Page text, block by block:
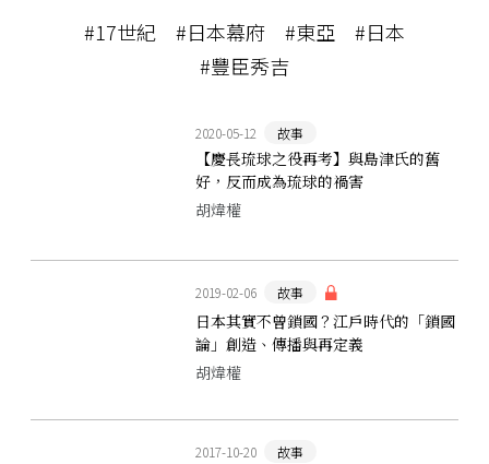
#17世紀 #日本幕府 #東亞
#日本
#豐臣秀吉
2020-05-12 故事
【慶長琉球之役再考】與島津氏的舊
好，反而成為琉球的禍害
胡煒權
2019-02-06 故事
日本其實不曾鎖國？江戶時代的「鎖國
論」創造、傳播與再定義
胡煒權
2017-10-20 故事